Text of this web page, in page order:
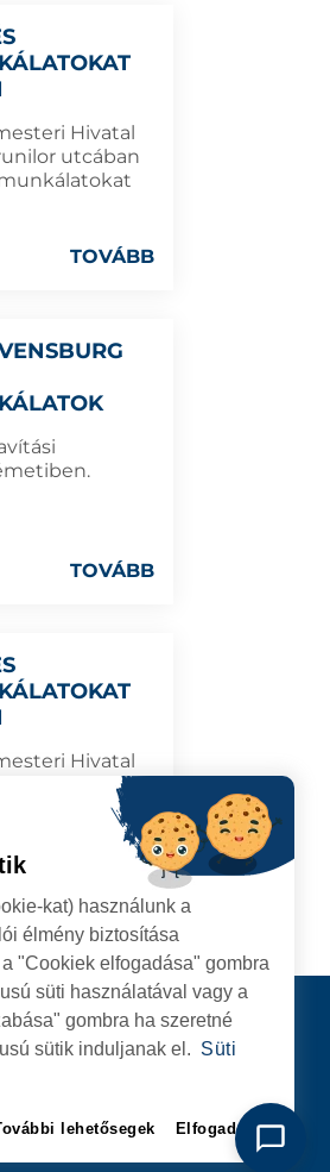
Hivatal
utcában
TOVÁBB
TOVÁBB
Hivatal
utcában
TOVÁBB
Kapcsolat
KÖVESSENEK
kat) használunk a
élmény biztosítása
"Cookiek elfogadása" gombra
süti használatával vagy a
gombra ha szeretné
sütik induljanak el. Süti
lehetősegek Elfogadom